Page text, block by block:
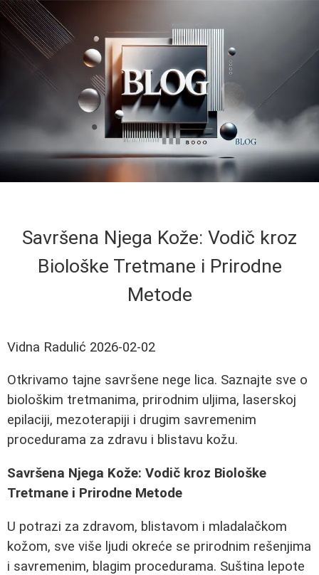
Savršena Njega Kože: Vodič kroz
Biološke Tretmane i Prirodne
Metode
Vidna Radulić 2026-02-02
Otkrivamo tajne savršene nege lica. Saznajte sve o
biološkim tretmanima, prirodnim uljima, laserskoj
epilaciji, mezoterapiji i drugim savremenim
procedurama za zdravu i blistavu kožu.
Savršena Njega Kože: Vodič kroz Biološke
Tretmane i Prirodne Metode
U potrazi za zdravom, blistavom i mladalačkom
kožom, sve više ljudi okreće se prirodnim rešenjima
i savremenim, blagim procedurama. Suština lepote